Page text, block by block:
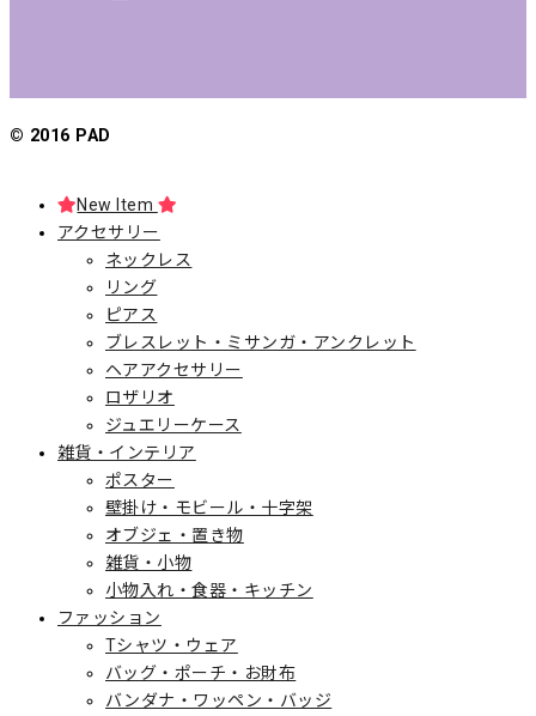
© 2016 PAD
New Item
アクセサリー
ネックレス
リング
ピアス
ブレスレット・ミサンガ・アンクレット
ヘアアクセサリー
ロザリオ
ジュエリーケース
雑貨・インテリア
ポスター
壁掛け・モビール・十字架
オブジェ・置き物
雑貨・小物
小物入れ・食器・キッチン
ファッション
Tシャツ・ウェア
バッグ・ポーチ・お財布
バンダナ・ワッペン・バッジ